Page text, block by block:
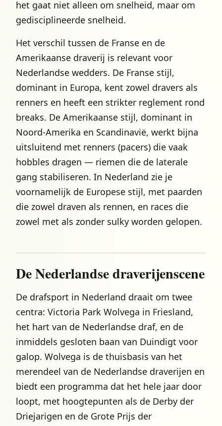
het gaat niet alleen om snelheid, maar om
gedisciplineerde snelheid.
Het verschil tussen de Franse en de
Amerikaanse draverij is relevant voor
Nederlandse wedders. De Franse stijl,
dominant in Europa, kent zowel dravers als
renners en heeft een strikter reglement rond
breaks. De Amerikaanse stijl, dominant in
Noord-Amerika en Scandinavië, werkt bijna
uitsluitend met renners (pacers) die vaak
hobbles dragen — riemen die de laterale
gang stabiliseren. In Nederland zie je
voornamelijk de Europese stijl, met paarden
die zowel draven als rennen, en races die
zowel met als zonder sulky worden gelopen.
De Nederlandse draverijenscene
De drafsport in Nederland draait om twee
centra: Victoria Park Wolvega in Friesland,
het hart van de Nederlandse draf, en de
inmiddels gesloten baan van Duindigt voor
galop. Wolvega is de thuisbasis van het
merendeel van de Nederlandse draverijen en
biedt een programma dat het hele jaar door
loopt, met hoogtepunten als de Derby der
Driejarigen en de Grote Prijs der